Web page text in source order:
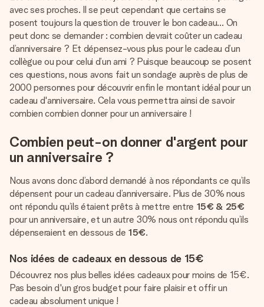
Créez quelque chose d’unique en quelques étapes – avec
son prénom, votre photo ou un message qui touche le cœur.
Sans complications, juste tout l’amour pour le moment idéal.
avec ses proches. Il se peut cependant que certains se
posent toujours la question de trouver le bon cadeau… On
peut donc se demander : combien devrait coûter un cadeau
d’anniversaire ? Et dépensez-vous plus pour le cadeau d’un
collègue ou pour celui d’un ami ? Puisque beaucoup se posent
ces questions, nous avons fait un sondage auprès de plus de
2000 personnes pour découvrir enfin le montant idéal pour un
cadeau d'anniversaire. Cela vous permettra ainsi de savoir
combien combien donner pour un anniversaire !
Combien peut-on donner d'argent pour
un anniversaire ?
Nous avons donc d’abord demandé à nos répondants ce qu’ils
dépensent pour un cadeau d’anniversaire. Plus de 30% nous
ont répondu qu’ils étaient prêts à mettre entre 15€ & 25€
pour un anniversaire, et un autre 30% nous ont répondu qu’ils
dépenseraient en dessous de 15€.
Nos idées de cadeaux en dessous de 15€
Découvrez nos plus belles idées cadeaux pour moins de 15€.
Pas besoin d'un gros budget pour faire plaisir et offir un
cadeau absolument unique !